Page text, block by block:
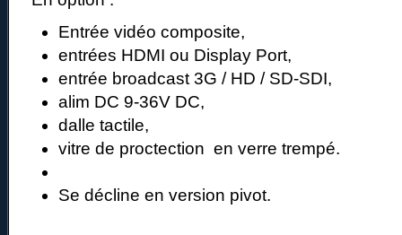
Entrée vidéo composite,
entrées HDMI ou Display Port,
entrée broadcast 3G / HD / SD-SDI,
alim DC 9-36V DC,
dalle tactile,
vitre de proctection en verre trempé.
Se décline en version pivot.